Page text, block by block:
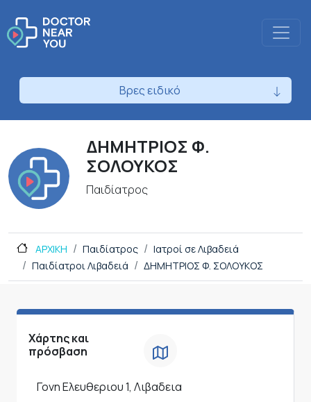
Βρες ειδικό
ΔΗΜΗΤΡΙΟΣ Φ.
ΣΟΛΟΥΚΟΣ
Παιδίατρος
ΑΡΧΙΚΗ Παιδίατρος
Ιατροί σε Λιβαδειά
Παιδίατροι Λιβαδειά
ΔΗΜΗΤΡΙΟΣ Φ. ΣΟΛΟΥΚΟΣ
Χάρτης και
πρόσβαση
Γονη Ελευθεριου 1, Λιβαδεια